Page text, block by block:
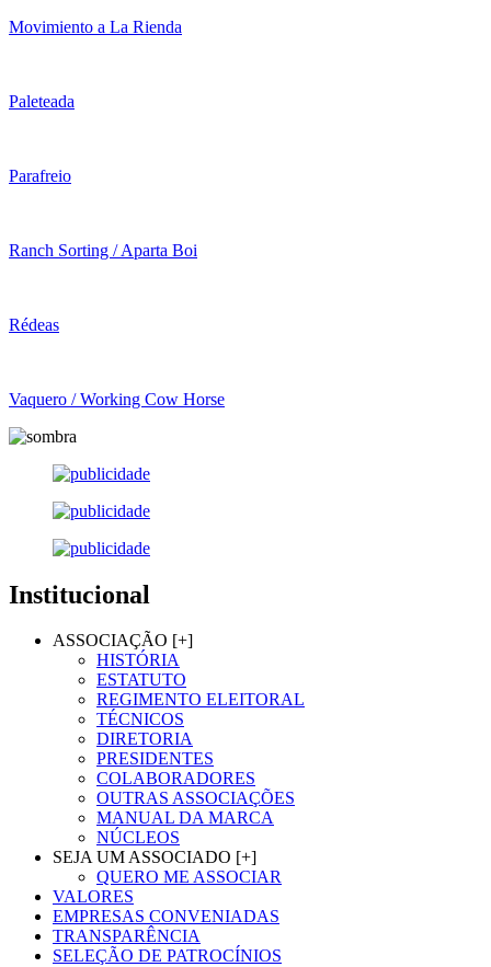
Movimiento a La Rienda
Paleteada
Parafreio
Ranch Sorting / Aparta Boi
Rédeas
Vaquero / Working Cow Horse
Institucional
ASSOCIAÇÃO [+]
HISTÓRIA
ESTATUTO
REGIMENTO ELEITORAL
TÉCNICOS
DIRETORIA
PRESIDENTES
COLABORADORES
OUTRAS ASSOCIAÇÕES
MANUAL DA MARCA
NÚCLEOS
SEJA UM ASSOCIADO [+]
QUERO ME ASSOCIAR
VALORES
EMPRESAS CONVENIADAS
TRANSPARÊNCIA
SELEÇÃO DE PATROCÍNIOS